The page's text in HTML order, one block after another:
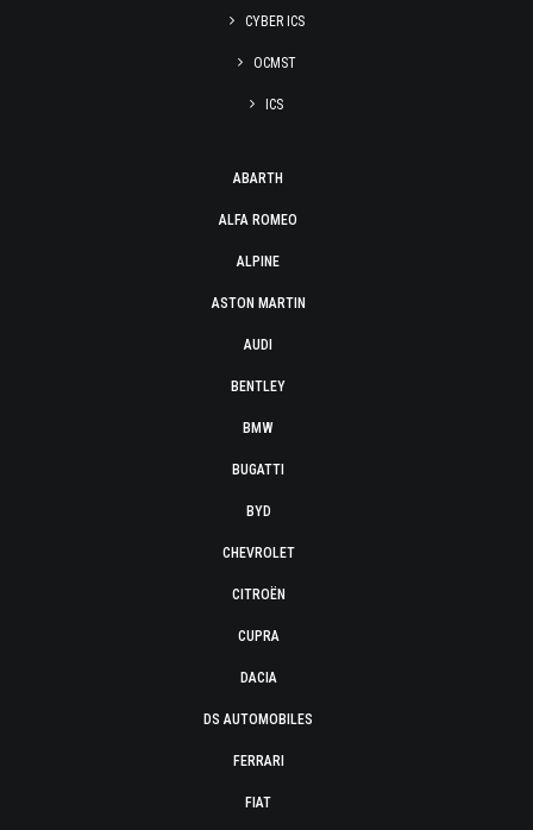
CYBER ICS
OCMST
ICS
ABARTH
ALFA ROMEO
ALPINE
ASTON MARTIN
AUDI
BENTLEY
BMW
BUGATTI
BYD
CHEVROLET
CITROËN
CUPRA
DACIA
DS AUTOMOBILES
FERRARI
FIAT